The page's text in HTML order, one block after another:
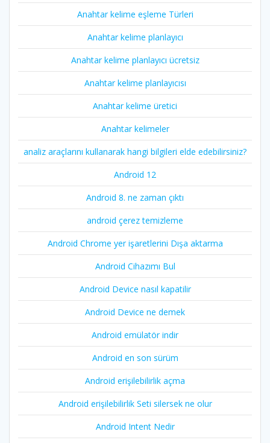
Anahtar kelime eşleme Türleri
Anahtar kelime planlayıcı
Anahtar kelime planlayıcı ücretsiz
Anahtar kelime planlayıcısı
Anahtar kelime üretici
Anahtar kelimeler
analiz araçlarını kullanarak hangi bilgileri elde edebilirsiniz?
Android 12
Android 8. ne zaman çıktı
android çerez temizleme
Android Chrome yer işaretlerini Dışa aktarma
Android Cihazımı Bul
Android Device nasıl kapatilir
Android Device ne demek
Android emülatör indir
Android en son sürüm
Android erişilebilirlik açma
Android erişilebilirlik Seti silersek ne olur
Android Intent Nedir